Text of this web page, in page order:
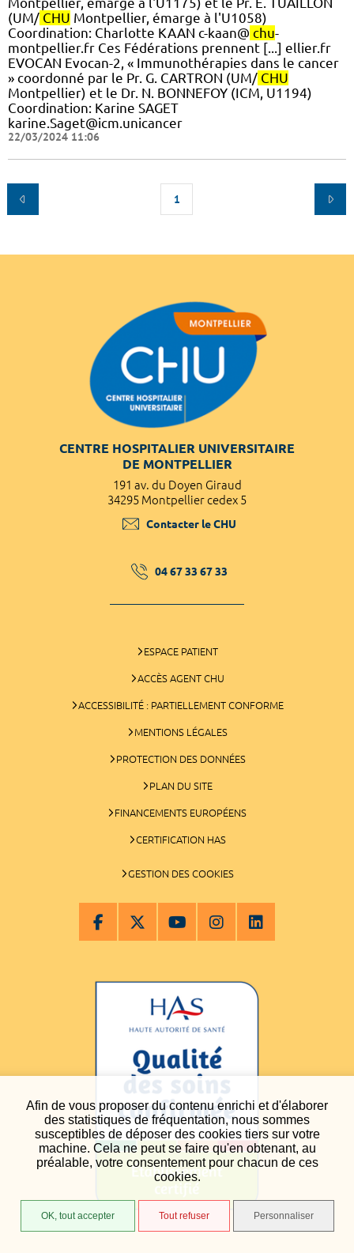
Afin de vous proposer du contenu enrichi et d'élaborer
des statistiques de fréquentation, nous sommes
susceptibles de déposer des cookies tiers sur votre
machine. Cela ne peut se faire qu'en obtenant, au
préalable, votre consentement pour chacun de ces
cookies.
OK, tout accepter Tout refuser Personnaliser
(UM/ CHU Montpellier, émarge à l'U1058) ​
Coordination: Charlotte KAAN c-kaan@ chu-
montpellier.fr Ces Fédérations prennent [...] ellier.fr
EVOCAN Evocan-2, « Immunothérapies dans le cancer
» coordonné par le Pr. G. CARTRON (UM/ CHU
Montpellier) et le Dr. N. BONNEFOY (ICM, U1194)
Coordination: Karine SAGET
karine.Saget@icm.unicancer
22/03/2024 11:06
1
CENTRE HOSPITALIER UNIVERSITAIRE
DE MONTPELLIER
191 av. du Doyen Giraud
34295 Montpellier cedex 5
Contacter le CHU
04 67 33 67 33
ESPACE PATIENT
ACCÈS AGENT CHU
ACCESSIBILITÉ : PARTIELLEMENT CONFORME
MENTIONS LÉGALES
PROTECTION DES DONNÉES
PLAN DU SITE
FINANCEMENTS EUROPÉENS
CERTIFICATION HAS
GESTION DES COOKIES